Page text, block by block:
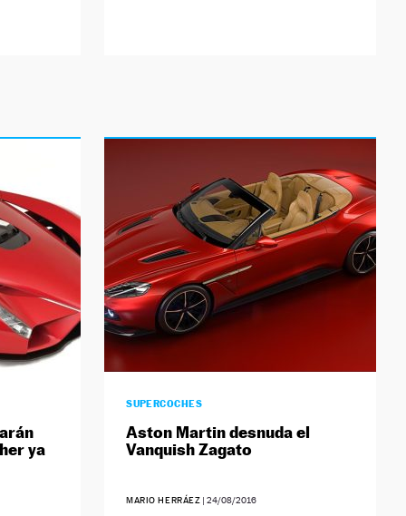
ya
SUPERCOCHES
Aston Martin desnuda el
Vanquish Zagato
MARIO HERRÁEZ |24/08/2016